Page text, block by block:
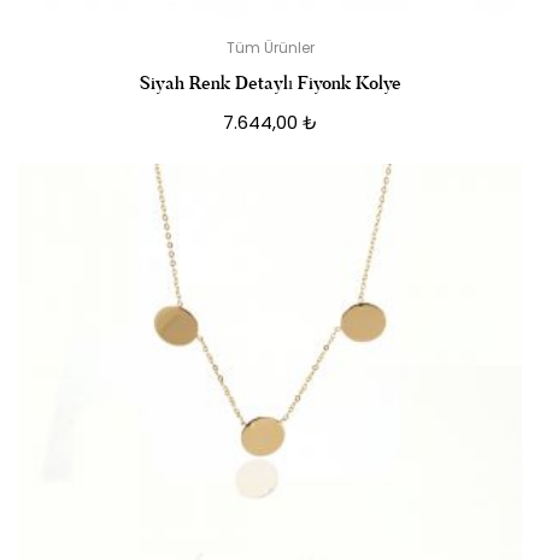
Tüm Ürünler
Siyah Renk Detaylı Fiyonk Kolye
7.644,00 ₺